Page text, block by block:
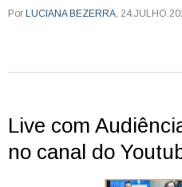
Por LUCIANA BEZERRA,
Live com
no canal do